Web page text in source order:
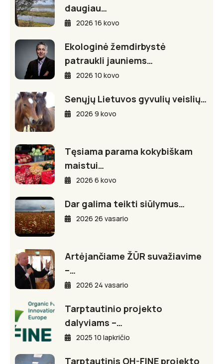
daugiau…
2026 16 kovo
Ekologinė žemdirbystė
patraukli jauniems…
2026 10 kovo
Senųjų Lietuvos gyvulių veislių…
2026 9 kovo
Tęsiama parama kokybiškam
maistui…
2026 6 kovo
Dar galima teikti siūlymus…
2026 26 vasario
Artėjančiame ŽŪR suvažiavime
–…
2026 24 vasario
Tarptautinio projekto
dalyviams –…
2025 10 lapkričio
Tarptautinis OH-FINE projekto